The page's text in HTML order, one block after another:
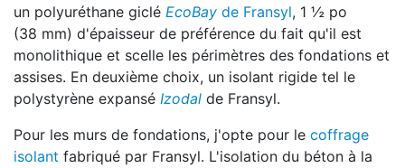
un polyuréthane giclé EcoBay de Fransyl, 1 ½ po
(38 mm) d'épaisseur de préférence du fait qu'il est
monolithique et scelle les périmètres des fondations et
assises. En deuxième choix, un isolant rigide tel le
polystyrène expansé Izodal de Fransyl.
Pour les murs de fondations, j'opte pour le coffrage
isolant fabriqué par Fransyl. L'isolation du béton à la